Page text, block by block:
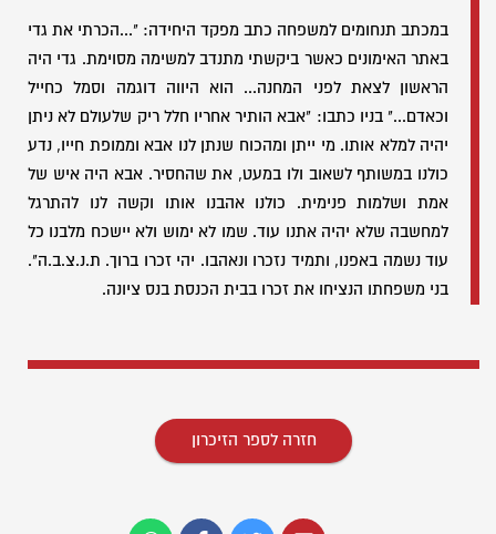
במכתב תנחומים למשפחה כתב מפקד היחידה: "...הכרתי את גדי
באתר האימונים כאשר ביקשתי מתנדב למשימה מסוימת. גדי היה
הראשון לצאת לפני המחנה... הוא היווה דוגמה וסמל כחייל
וכאדם..." בניו כתבו: "אבא הותיר אחריו חלל ריק שלעולם לא ניתן
יהיה למלא אותו. מי ייתן ומהכוח שנתן לנו אבא וממופת חייו, נדע
כולנו במשותף לשאוב ולו במעט, את שהחסיר. אבא היה איש של
אמת ושלמות פנימית. כולנו אהבנו אותו וקשה לנו להתרגל
למחשבה שלא יהיה אתנו עוד. שמו לא ימוש ולא יישכח מלבנו כל
עוד נשמה באפנו, ותמיד נזכרו ונאהבו. יהי זכרו ברוך. ת.נ.צ.ב.ה".
בני משפחתו הנציחו את זכרו בבית הכנסת בנס ציונה.
חזרה לספר הזיכרון